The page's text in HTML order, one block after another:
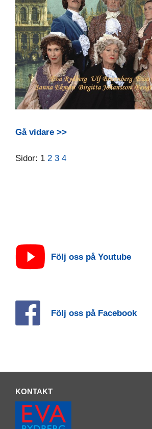
Gå vidare >>
Sidor: 1 2 3 4
Följ oss på Youtube
Följ oss på Facebook
KONTAKT